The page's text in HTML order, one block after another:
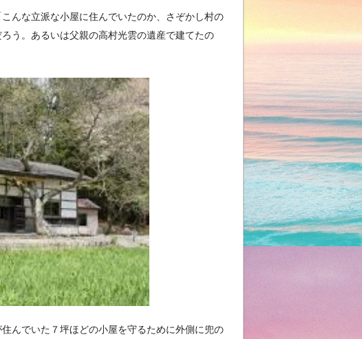
んな立派な小屋に住んでいたのか、さぞかし村の
う。あるいは父親の高村光雲の遺産で建てたの
んでいた７坪ほどの小屋を守るために外側に兜の